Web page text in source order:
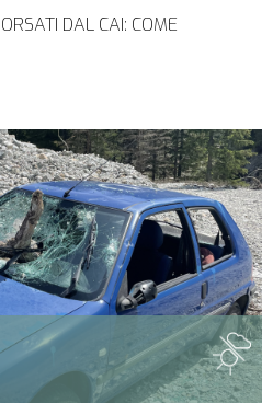
DAL CAI: COME